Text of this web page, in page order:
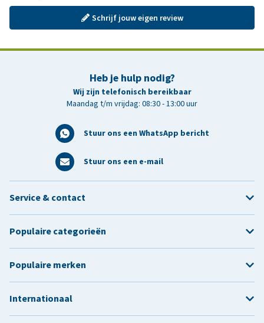
Schrijf jouw eigen review
Heb je hulp nodig?
Wij zijn telefonisch bereikbaar
Maandag t/m vrijdag: 08:30 - 13:00 uur
Stuur ons een WhatsApp bericht
Stuur ons een e-mail
Service & contact
Populaire categorieën
Populaire merken
Internationaal